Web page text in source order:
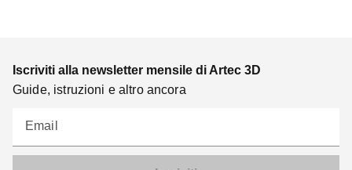
Iscriviti alla newsletter mensile di Artec 3D
Guide, istruzioni e altro ancora
Email